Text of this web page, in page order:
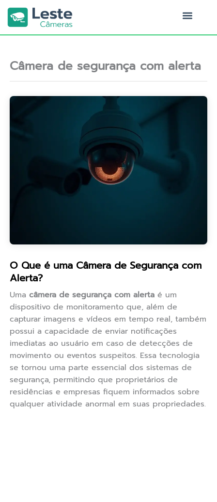
para
conteúdo
Câmera de segurança com alerta
O Que é uma Câmera de Segurança com
Alerta?
Uma câmera de segurança com alerta é um
dispositivo de monitoramento que, além de
capturar imagens e vídeos em tempo real, também
possui a capacidade de enviar notificações
imediatas ao usuário em caso de detecções de
movimento ou eventos suspeitos. Essa tecnologia
se tornou uma parte essencial dos sistemas de
segurança, permitindo que proprietários de
residências e empresas fiquem informados sobre
qualquer atividade anormal em suas propriedades.